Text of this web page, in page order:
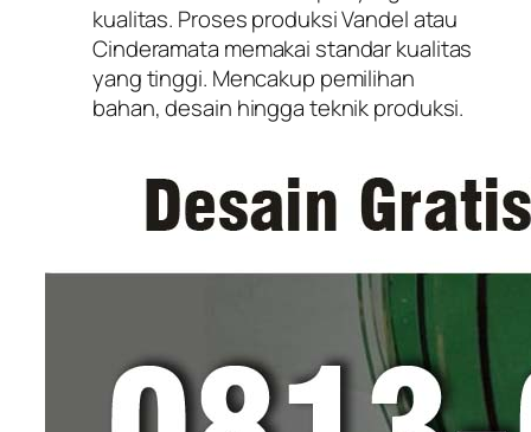
kualitas. Proses produksi Vandel atau
Cinderamata memakai standar kualitas
yang tinggi. Mencakup pemilihan
bahan, desain hingga teknik produksi.